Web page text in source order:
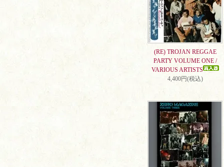
(RE) TROJAN REGGAE
PARTY VOLUME ONE /
VARIOUS ARTISTS
4,400円(税込)